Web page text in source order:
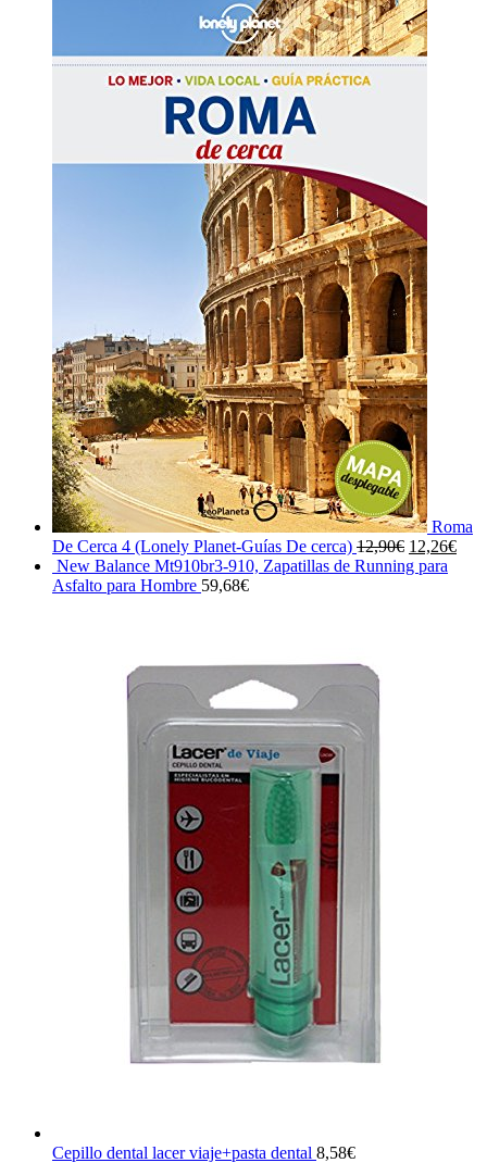
Roma
De Cerca 4 (Lonely Planet-Guías De cerca) 12,90€ El
precio
12,26€El
New Balance Mt910br3-910, Zapatillas de Running para
Asfalto para Hombre 59,68€
Cepillo dental lacer viaje+pasta dental 8,58€